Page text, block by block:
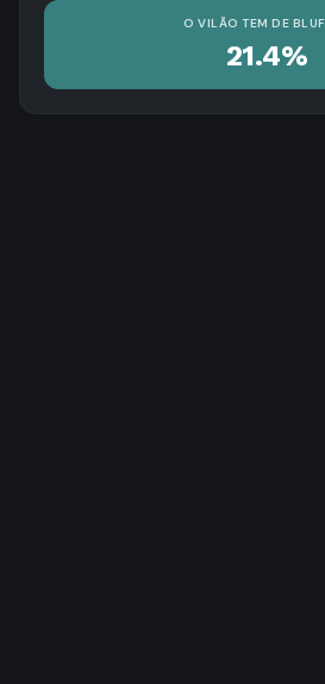
O VILÃO TEM DE
21.4%